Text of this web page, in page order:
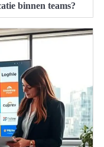
binnen teams?